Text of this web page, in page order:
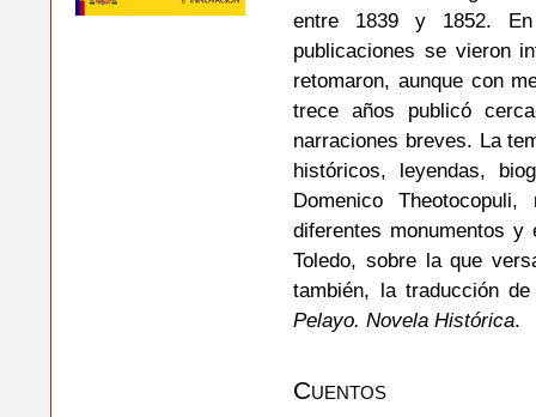
entre 1839 y 1852.
publicaciones se vieron
retomaron, aunque con
trece años publicó
narraciones breves. La
históricos, leyendas,
Domenico
diferentes monumentos y
Toledo, sobre la que
también, la traducción
Pelayo. Novela Histórica.
Cuentos